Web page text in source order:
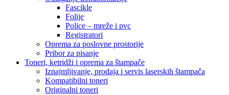
Fascikle
Folije
Police – mreže i pvc
Registratori
Oprema za poslovne prostorije
Pribor za pisanje
Toneri, ketridži i oprema za štampače
Iznajmljivanje, prodaja i servis laserskih štampača
Kompatibilni toneri
Originalni toneri